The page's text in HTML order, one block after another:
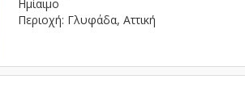
Ημίαιμο
Περιοχή: Γλυφάδα, Αττική